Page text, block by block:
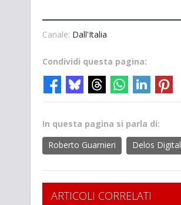
Canale: Dall'Italia
Condividi questa pagina:
In questa pagina si parla di:
Roberto Guarnieri
Delos Digital
ARTICOLI CORRELATI